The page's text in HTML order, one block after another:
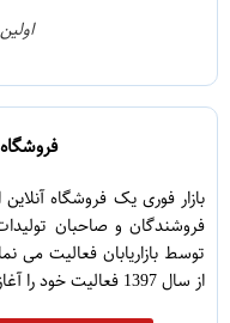
بازار فوری یک فروشگاه
فروشندگان و صاحبان
توسط بازاریابان فعالیت می
از سال 1397 فعالیت خود را آغاز نموده است.